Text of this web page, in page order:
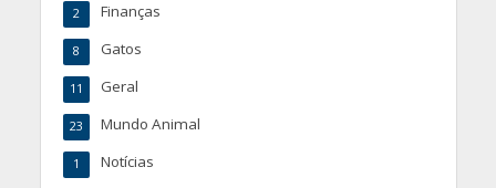
Finanças
2
Gatos
8
Geral
11
Mundo Animal
23
Notícias
1